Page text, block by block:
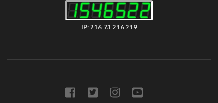
IP: 216.73.216.219